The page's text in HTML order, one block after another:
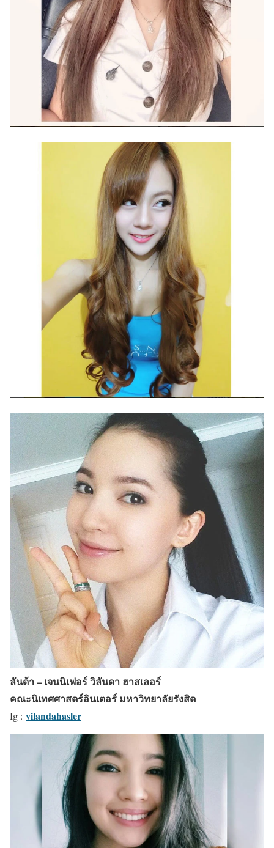
ลันด้า – เจนนิเฟอร์ วิลันดา ฮาสเลอร์
คณะนิเทศศาสตร์อินเตอร์ มหาวิทยาลัยรังสิต
Ig : vilandahasler